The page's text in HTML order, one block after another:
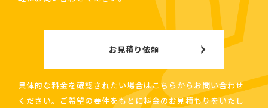
お見積り依頼
具体的な料金を確認されたい場合はこちらからお問い合わせ
ください。ご希望の要件をもとに料金のお見積もりをいたし